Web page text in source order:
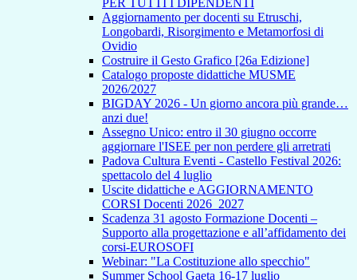
PER TUTTI I DIPENDENTI
Aggiornamento per docenti su Etruschi,
Longobardi, Risorgimento e Metamorfosi di
Ovidio
Costruire il Gesto Grafico [26a Edizione]
Catalogo proposte didattiche MUSME
2026/2027
BIGDAY 2026 - Un giorno ancora più grande…
anzi due!
Assegno Unico: entro il 30 giugno occorre
aggiornare l'ISEE per non perdere gli arretrati
Padova Cultura Eventi - Castello Festival 2026:
spettacolo del 4 luglio
Uscite didattiche e AGGIORNAMENTO
CORSI Docenti 2026_2027
Scadenza 31 agosto Formazione Docenti –
Supporto alla progettazione e all’affidamento dei
corsi-EUROSOFI
Webinar: "La Costituzione allo specchio"
Summer School Gaeta 16-17 luglio